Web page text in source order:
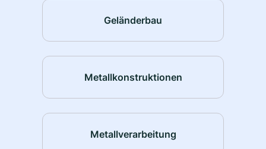
Geländerbau
Metallkonstruktionen
Metallverarbeitung